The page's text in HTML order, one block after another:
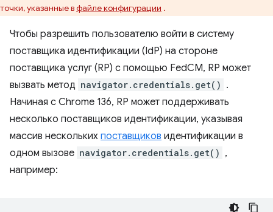
точки, указанные вфайле конфигурации .
Чтобы разрешить пользователю войти в систему
поставщика идентификации (IdP) на стороне
поставщика услуг (RP) с помощью FedCM, RP может
вызвать метод navigator.credentials.get() .
Начиная с Chrome 136, RP может поддерживать
несколько поставщиков идентификации, указывая
массив нескольких поставщиков идентификации в
одном вызове navigator.credentials.get() ,
например: